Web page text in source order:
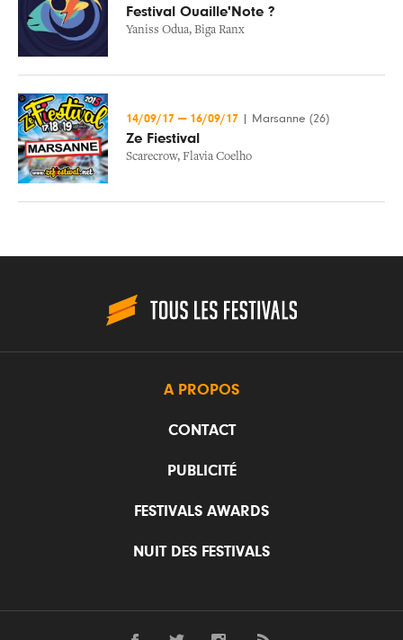
Festival Ouaille'Note ?
Yaniss Odua, Biga Ranx
14/09/17 — 16/09/17 Marsanne (26)
Ze Fiestival
Scarecrow, Flavia Coelho
A PROPOS
CONTACT
PUBLICITÉ
FESTIVALS AWARDS
NUIT DES FESTIVALS